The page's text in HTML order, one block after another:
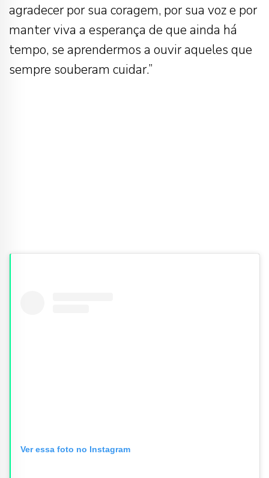
agradecer por sua coragem, por sua voz e por
manter viva a esperança de que ainda há
tempo, se aprendermos a ouvir aqueles que
sempre souberam cuidar.”
Ver essa foto no Instagram